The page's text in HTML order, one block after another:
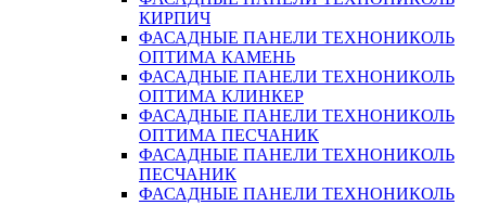
КИРПИЧ
ФАСАДНЫЕ ПАНЕЛИ ТЕХНОНИКОЛЬ
ОПТИМА КАМЕНЬ
ФАСАДНЫЕ ПАНЕЛИ ТЕХНОНИКОЛЬ
ОПТИМА КЛИНКЕР
ФАСАДНЫЕ ПАНЕЛИ ТЕХНОНИКОЛЬ
ОПТИМА ПЕСЧАНИК
ФАСАДНЫЕ ПАНЕЛИ ТЕХНОНИКОЛЬ
ПЕСЧАНИК
ФАСАДНЫЕ ПАНЕЛИ ТЕХНОНИКОЛЬ